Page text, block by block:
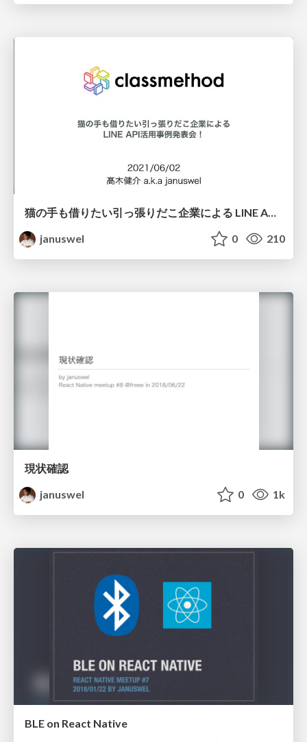
猫の手も借りたい引っ張りだこ企業による LINE API活用事例発表会！ クラスメソッド編
januswel
0 210
現状確認
januswel
0 1k
BLE on React Native